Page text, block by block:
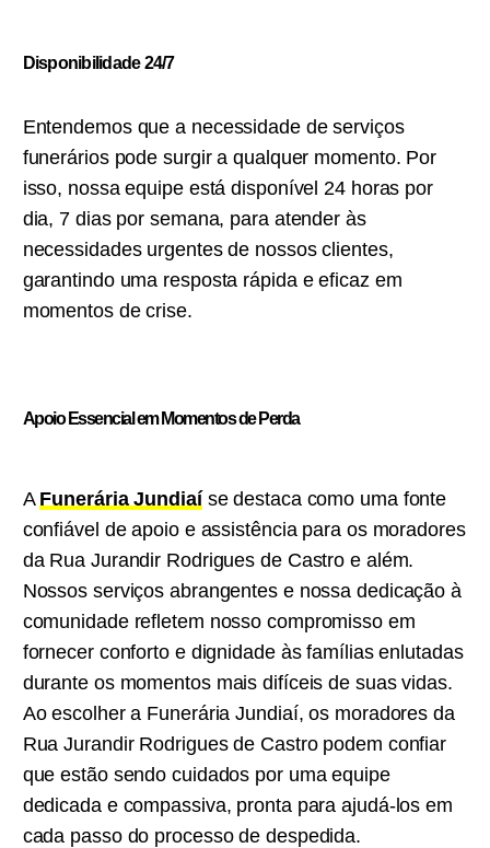
Disponibilidade 24/7
Entendemos que a necessidade de serviços
funerários pode surgir a qualquer momento. Por
isso, nossa equipe está disponível 24 horas por
dia, 7 dias por semana, para atender às
necessidades urgentes de nossos clientes,
garantindo uma resposta rápida e eficaz em
momentos de crise.
Apoio Essencial em Momentos de Perda
A Funerária Jundiaíse destaca como uma fonte
confiável de apoio e assistência para os moradores
da Rua Jurandir Rodrigues de Castro e além.
Nossos serviços abrangentes e nossa dedicação à
comunidade refletem nosso compromisso em
fornecer conforto e dignidade às famílias enlutadas
durante os momentos mais difíceis de suas vidas.
Ao escolher a Funerária Jundiaí, os moradores da
Rua Jurandir Rodrigues de Castro podem confiar
que estão sendo cuidados por uma equipe
dedicada e compassiva, pronta para ajudá-los em
cada passo do processo de despedida.